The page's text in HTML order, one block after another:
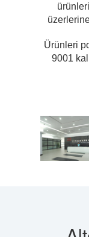
Ürünleri
9001